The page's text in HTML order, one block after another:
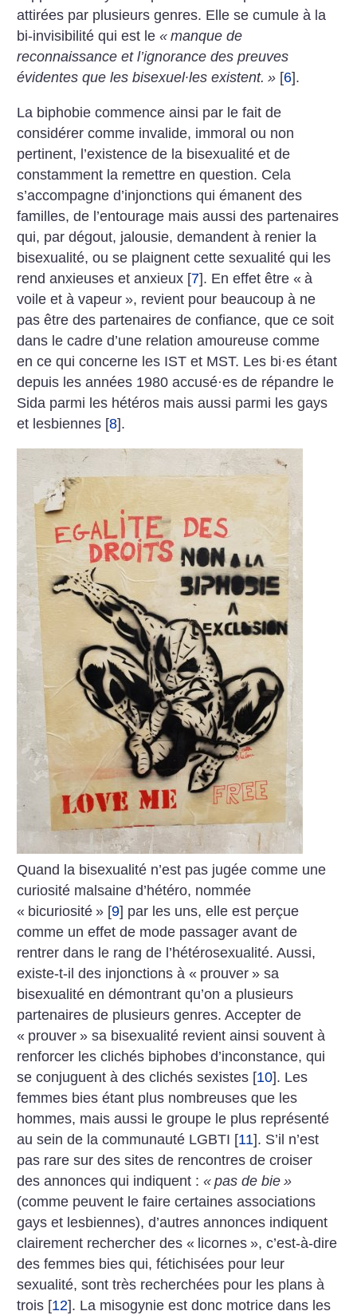
attirées par plusieurs genres. Elle se cumule à la
bi-invisibilité qui est le« manque de
reconnaissance et l’ignorance des preuves
évidentes que les bisexuel·les existent. » [6].
La biphobie commence ainsi par le fait de
considérer comme invalide, immoral ou non
pertinent, l’existence de la bisexualité et de
constamment la remettre en question. Cela
s’accompagne d’injonctions qui émanent des
familles, de l’entourage mais aussi des partenaires
qui, par dégout, jalousie, demandent à renier la
bisexualité, ou se plaignent cette sexualité qui les
rend anxieuses et anxieux [7]. En effet être « à
voile et à vapeur », revient pour beaucoup à ne
pas être des partenaires de confiance, que ce soit
dans le cadre d’une relation amoureuse comme
en ce qui concerne les IST et MST. Les bi·es étant
depuis les années 1980 accusé·es de répandre le
Sida parmi les hétéros mais aussi parmi les gays
et lesbiennes [8].
Quand la bisexualité n’est pas jugée comme une
curiosité malsaine d’hétéro, nommée
« bicuriosité » [9] par les uns, elle est perçue
comme un effet de mode passager avant de
rentrer dans le rang de l’hétérosexualité. Aussi,
existe-t-il des injonctions à « prouver » sa
bisexualité en démontrant qu’on a plusieurs
partenaires de plusieurs genres. Accepter de
« prouver » sa bisexualité revient ainsi souvent à
renforcer les clichés biphobes d’inconstance, qui
se conjuguent à des clichés sexistes [10]. Les
femmes bies étant plus nombreuses que les
hommes, mais aussi le groupe le plus représenté
au sein de la communauté LGBTI [11]. S’il n’est
pas rare sur des sites de rencontres de croiser
des annonces qui indiquent :« pas de bie »
(comme peuvent le faire certaines associations
gays et lesbiennes), d’autres annonces indiquent
clairement rechercher des « licornes », c’est-à-dire
des femmes bies qui, fétichisées pour leur
sexualité, sont très recherchées pour les plans à
trois [12]. La misogynie est donc motrice dans les